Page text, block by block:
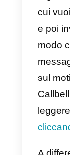
e)
f)
g)